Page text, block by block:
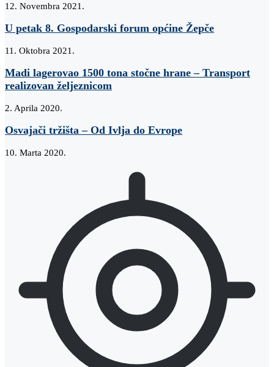
12. Novembra 2021.
U petak 8. Gospodarski forum općine Žepče
11. Oktobra 2021.
Madi lagerovao 1500 tona stočne hrane – Transport
realizovan željeznicom
2. Aprila 2020.
Osvajači tržišta – Od Ivlja do Evrope
10. Marta 2020.